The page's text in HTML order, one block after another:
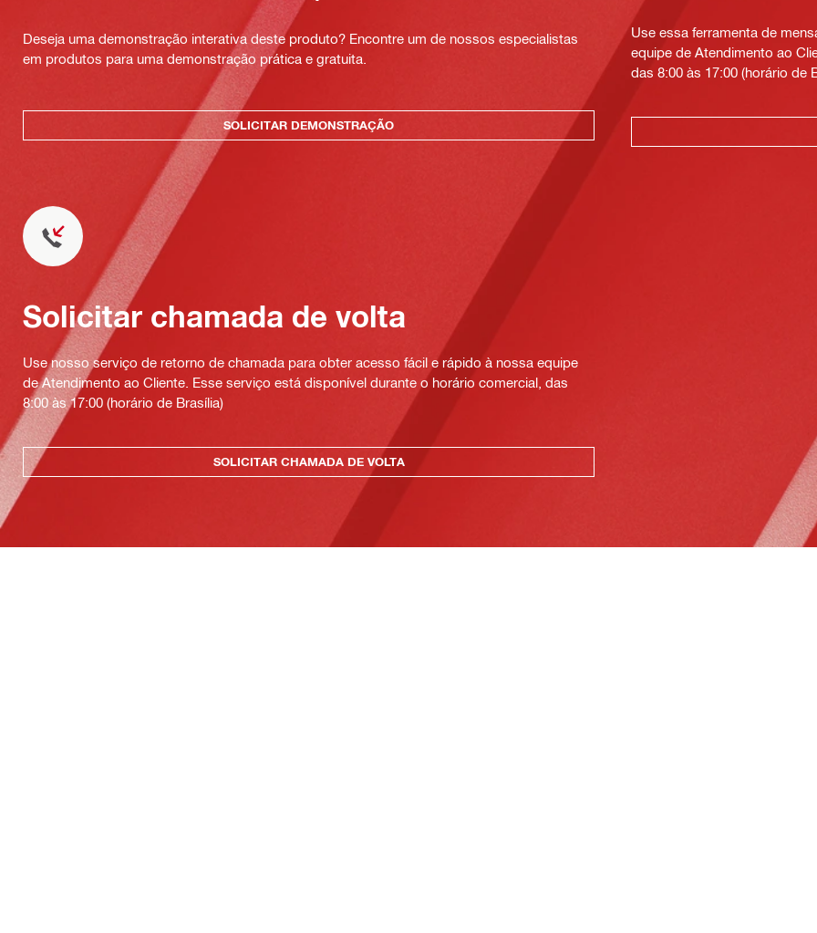
Deseja uma demonstração interativa deste produto? Encontre um de nossos especialistas
em produtos para uma demonstração prática e gratuita.
SOLICITAR DEMONSTRAÇÃO
Use essa ferramenta de
equipe de Atendimento ao
das 8:00 às 17:00 (horário de
Solicitar chamada de volta
Use nosso serviço de retorno de chamada para obter acesso fácil e rápido à nossa equipe
de Atendimento ao Cliente. Esse serviço está disponível durante o horário comercial, das
8:00 às 17:00 (horário de Brasília)
SOLICITAR CHAMADA DE VOLTA